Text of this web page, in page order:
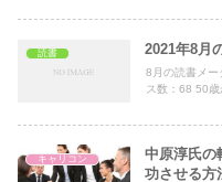
読書 2021年8月
8月の読書メー
ス数：68 50歳
キャリコン
中原淳氏の
功させる方